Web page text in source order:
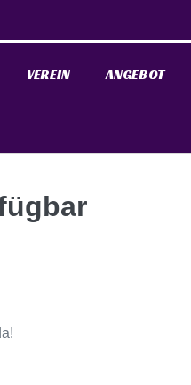
VEREIN ANGEBOT